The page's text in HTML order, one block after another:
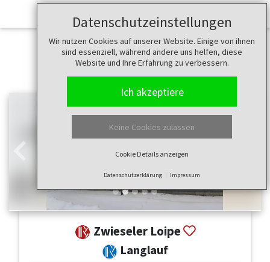
Datenschutzeinstellungen
Wir nutzen Cookies auf unserer Website. Einige von ihnen
sind essenziell, während andere uns helfen, diese
Website und Ihre Erfahrung zu verbessern.
Ich akzeptiere
Keine Cookies zulassen
Cookie Details anzeigen
Datenschutzerklärung Impressum
Zwieseler Loipe
Langlauf